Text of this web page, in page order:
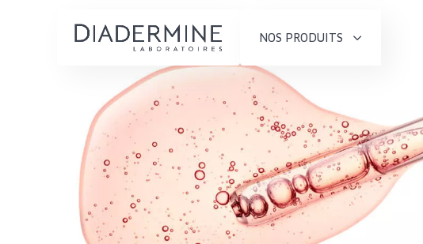
NOS PRODUITS
SOLUTIONS POUR LA PEAU
Hydratation et éclat
Réduction des rides
Régénération de la peau
Raffermissement de la
TYPE DE PRODUIT
Crème de Jour
Crème de Nuit
Crème pour les Yeux
Sérum
Composition
Conseils Beauté